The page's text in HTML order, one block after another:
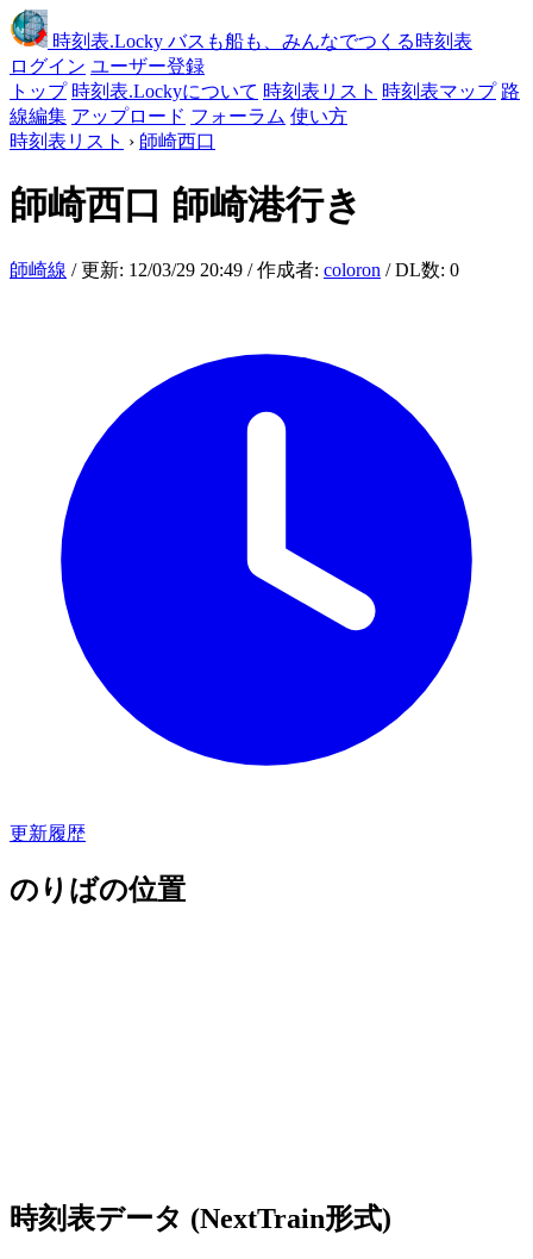
時刻表.Locky バスも船も、みんなでつくる時刻表
ログイン ユーザー登録
トップ 時刻表.Lockyについて 時刻表リスト 時刻表マップ 路
線編集 アップロード フォーラム 使い方
時刻表リスト › 師崎西口
師崎西口 師崎港行き
師崎線 / 更新: 12/03/29 20:49 / 作成者: coloron / DL数: 0
更新履歴
のりばの位置
時刻表データ (NextTrain形式)